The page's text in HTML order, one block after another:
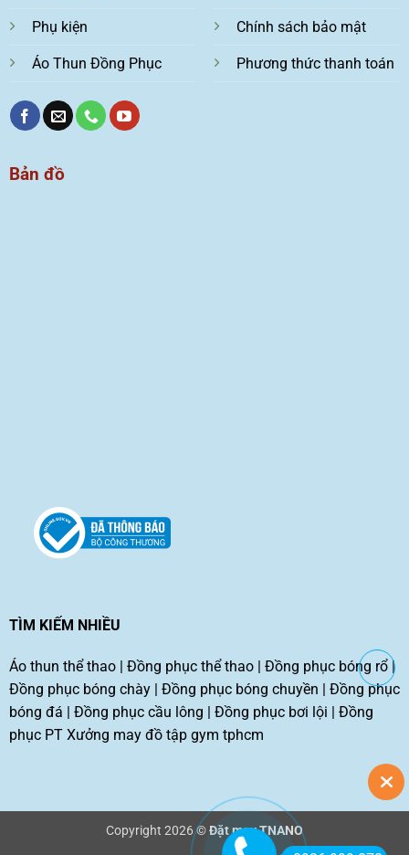
Phụ kiện
Áo Thun Đồng Phục
Chính sách bảo mật
Phương thức thanh toán
Bản đồ
TÌM KIẾM NHIỀU
Áo thun thể thao| Đồng phục thể thao| Đồng phục bóng rổ|
Đồng phục bóng chày| Đồng phục bóng chuyền
Đồng phục
bóng đá
Đồng phục cầu lông Đồng phục bơi lội
Đồng
phục PT Xưởng may đồ tập gym tphcm
Copyright 2026 ©Đặt may TNANO